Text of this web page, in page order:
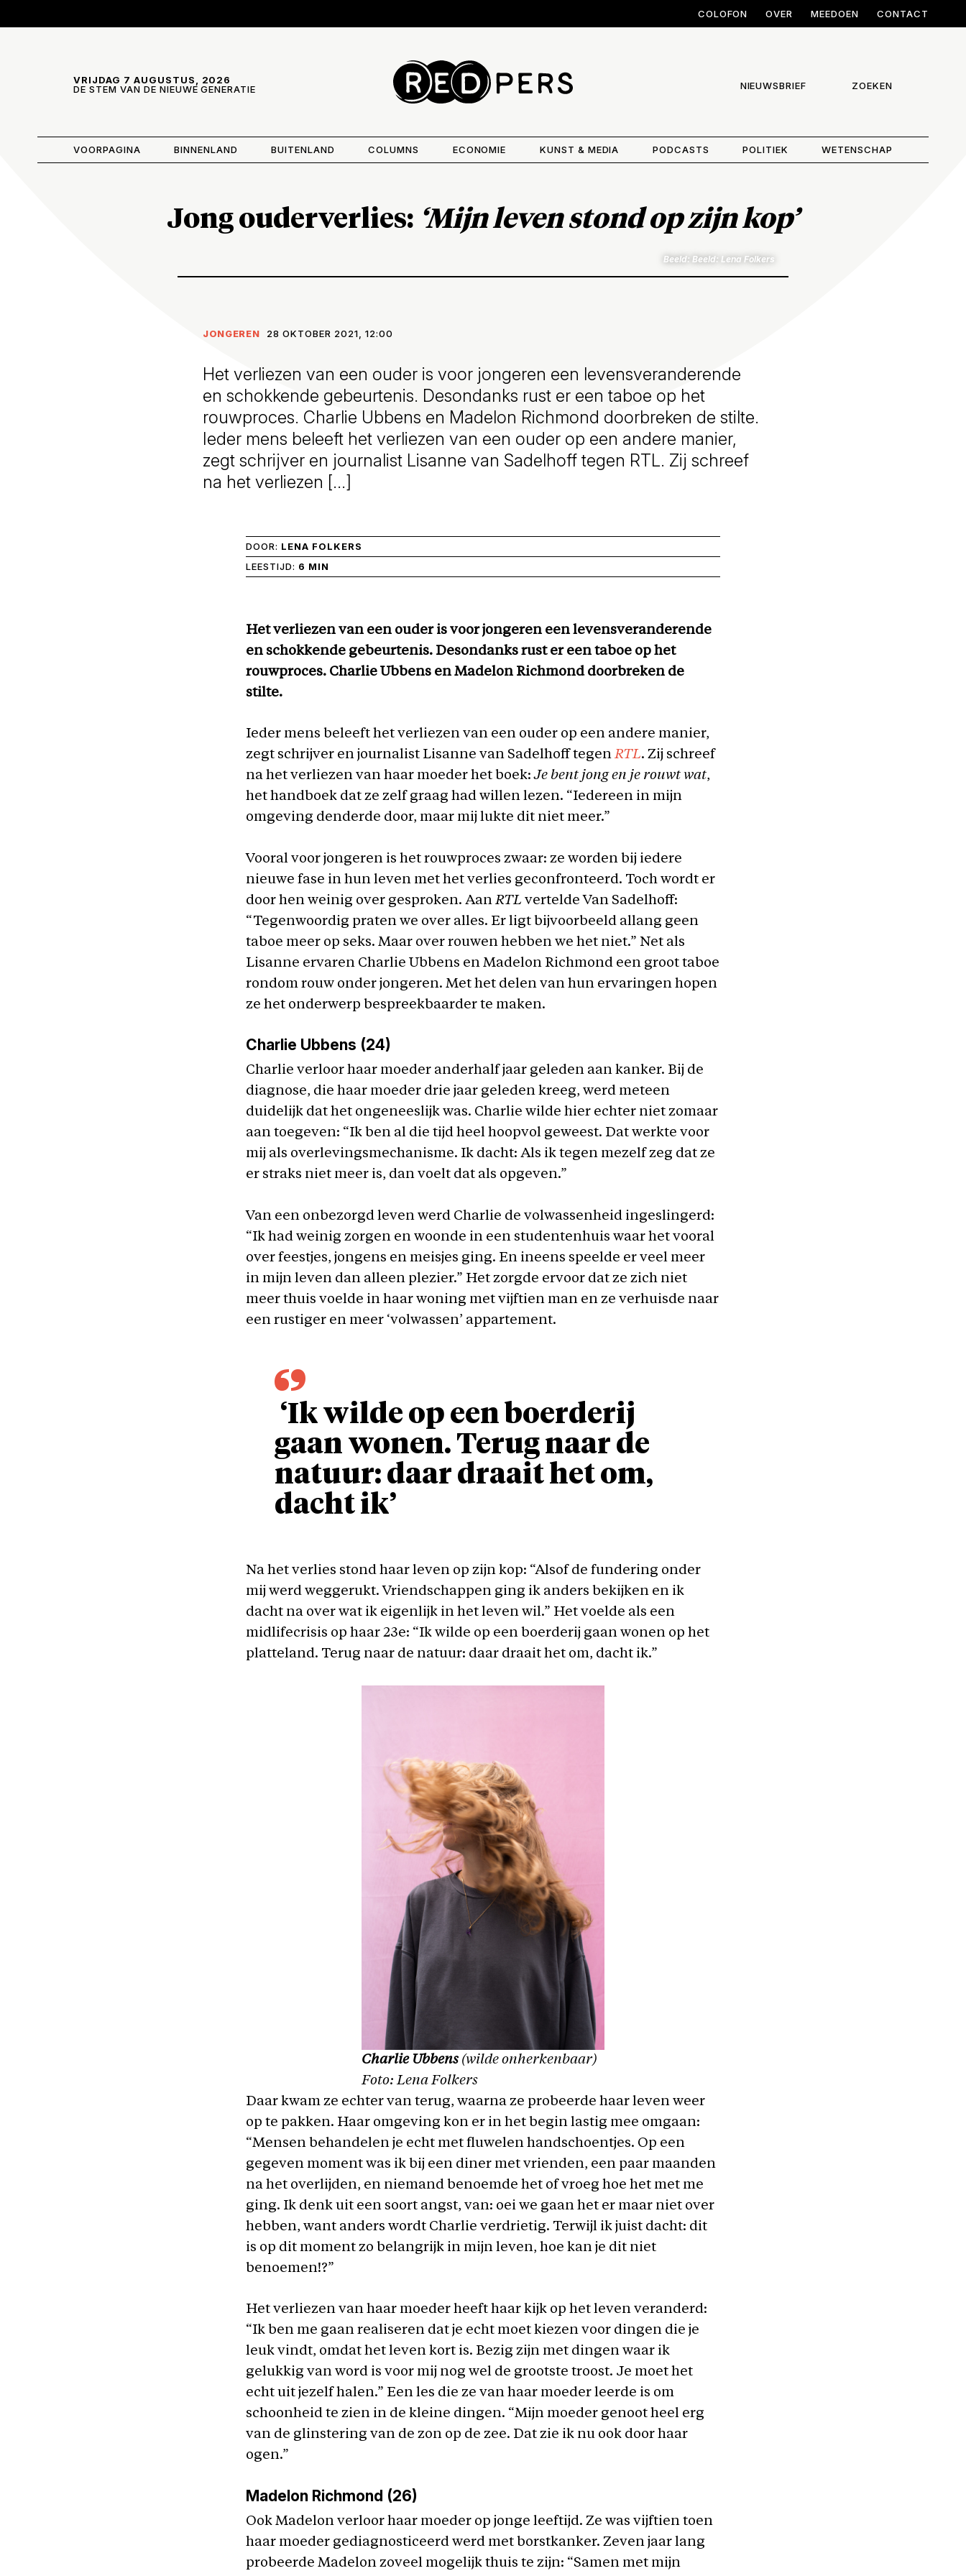
COLOFON OVER MEEDOEN CONTACT
VRIJDAG 7 AUGUSTUS, 2026
DE STEM VAN DE NIEUWE GENERATIE
NIEUWSBRIEF ZOEKEN
VOORPAGINA BINNENLAND BUITENLAND COLUMNS ECONOMIE KUNST & MEDIA PODCASTS POLITIEK WETENSCHAP
Jong ouderverlies: ‘Mijn leven stond op zijn kop’
Beeld: Beeld: Lena Folkers
JONGEREN 28 OKTOBER 2021, 12:00
Het verliezen van een ouder is voor jongeren een levensveranderende
en schokkende gebeurtenis. Desondanks rust er een taboe op het
rouwproces. Charlie Ubbens en Madelon Richmond doorbreken de stilte.
Ieder mens beleeft het verliezen van een ouder op een andere manier,
zegt schrijver en journalist Lisanne van Sadelhoff tegen RTL. Zij schreef
na het verliezen […]
DOOR: LENA FOLKERS
LEESTIJD: 6 MIN
Het verliezen van een ouder is voor jongeren een levensveranderende
en schokkende gebeurtenis. Desondanks rust er een taboe op het
rouwproces. Charlie Ubbens en Madelon Richmond doorbreken de
stilte.
Ieder mens beleeft het verliezen van een ouder op een andere manier,
zegt schrijver en journalist Lisanne van Sadelhoff tegen RTL. Zij schreef
na het verliezen van haar moeder het boek:Je bent jong en je rouwt wat,
het handboek dat ze zelf graag had willen lezen. “Iedereen in mijn
omgeving denderde door, maar mij lukte dit niet meer.”
Vooral voor jongeren is het rouwproces zwaar: ze worden bij iedere
nieuwe fase in hun leven met het verlies geconfronteerd. Toch wordt er
door hen weinig over gesproken. AanRTL vertelde Van Sadelhoff:
“Tegenwoordig praten we over alles. Er ligt bijvoorbeeld allang geen
taboe meer op seks. Maar over rouwen hebben we het niet.” Net als
Lisanne ervaren Charlie Ubbens en Madelon Richmond een groot taboe
rondom rouw onder jongeren. Met het delen van hun ervaringen hopen
ze het onderwerp bespreekbaarder te maken.
Charlie Ubbens (24)
Charlie verloor haar moeder anderhalf jaar geleden aan kanker. Bij de
diagnose, die haar moeder drie jaar geleden kreeg, werd meteen
duidelijk dat het ongeneeslijk was. Charlie wilde hier echter niet zomaar
aan toegeven: “Ik ben al die tijd heel hoopvol geweest. Dat werkte voor
mij als overlevingsmechanisme. Ik dacht: Als ik tegen mezelf zeg dat ze
er straks niet meer is, dan voelt dat als opgeven.”
Van een onbezorgd leven werd Charlie de volwassenheid ingeslingerd:
“Ik had weinig zorgen en woonde in een studentenhuis waar het vooral
over feestjes, jongens en meisjes ging. En ineens speelde er veel meer
in mijn leven dan alleen plezier.” Het zorgde ervoor dat ze zich niet
meer thuis voelde in haar woning met vijftien man en ze verhuisde naar
een rustiger en meer ‘volwassen’ appartement.
‘Ik wilde op een boerderij
gaan wonen. Terug naar de
natuur: daar draait het om,
dacht ik’
Na het verlies stond haar leven op zijn kop: “Alsof de fundering onder
mij werd weggerukt. Vriendschappen ging ik anders bekijken en ik
dacht na over wat ik eigenlijk in het leven wil.” Het voelde als een
midlifecrisis op haar 23e: “Ik wilde op een boerderij gaan wonen op het
platteland. Terug naar de natuur: daar draait het om, dacht ik.”
Charlie Ubbens (wilde onherkenbaar)
Foto: Lena Folkers
Daar kwam ze echter van terug, waarna ze probeerde haar leven weer
op te pakken. Haar omgeving kon er in het begin lastig mee omgaan:
“Mensen behandelen je echt met fluwelen handschoentjes. Op een
gegeven moment was ik bij een diner met vrienden, een paar maanden
na het overlijden, en niemand benoemde het of vroeg hoe het met me
ging. Ik denk uit een soort angst, van: oei we gaan het er maar niet over
hebben, want anders wordt Charlie verdrietig. Terwijl ik juist dacht: dit
is op dit moment zo belangrijk in mijn leven, hoe kan je dit niet
benoemen!?”
Het verliezen van haar moeder heeft haar kijk op het leven veranderd:
“Ik ben me gaan realiseren dat je echt moet kiezen voor dingen die je
leuk vindt, omdat het leven kort is. Bezig zijn met dingen waar ik
gelukkig van word is voor mij nog wel de grootste troost. Je moet het
echt uit jezelf halen.” Een les die ze van haar moeder leerde is om
schoonheid te zien in de kleine dingen. “Mijn moeder genoot heel erg
van de glinstering van de zon op de zee. Dat zie ik nu ook door haar
ogen.”
Madelon Richmond (26)
Ook Madelon verloor haar moeder op jonge leeftijd. Ze was vijftien toen
haar moeder gediagnosticeerd werd met borstkanker. Zeven jaar lang
probeerde Madelon zoveel mogelijk thuis te zijn: “Samen met mijn